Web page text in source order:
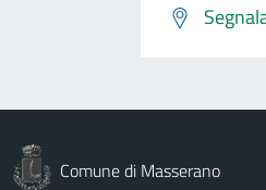
Comune di Masserano